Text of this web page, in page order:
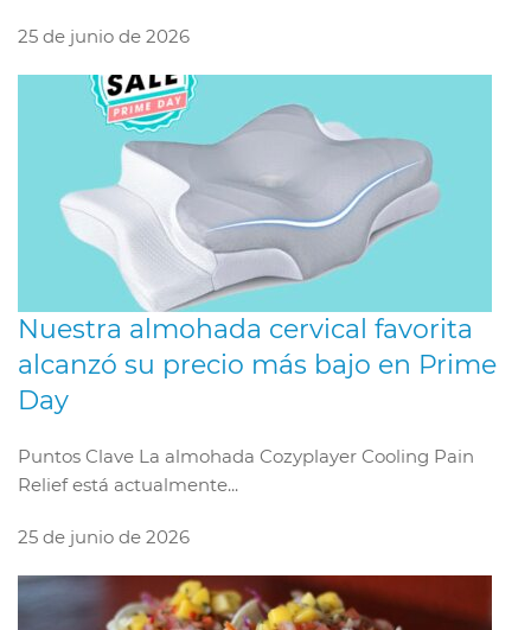
25 de junio de 2026
Nuestra almohada cervical favorita
alcanzó su precio más bajo en Prime
Day
Puntos Clave La almohada Cozyplayer Cooling Pain
Relief está actualmente...
25 de junio de 2026